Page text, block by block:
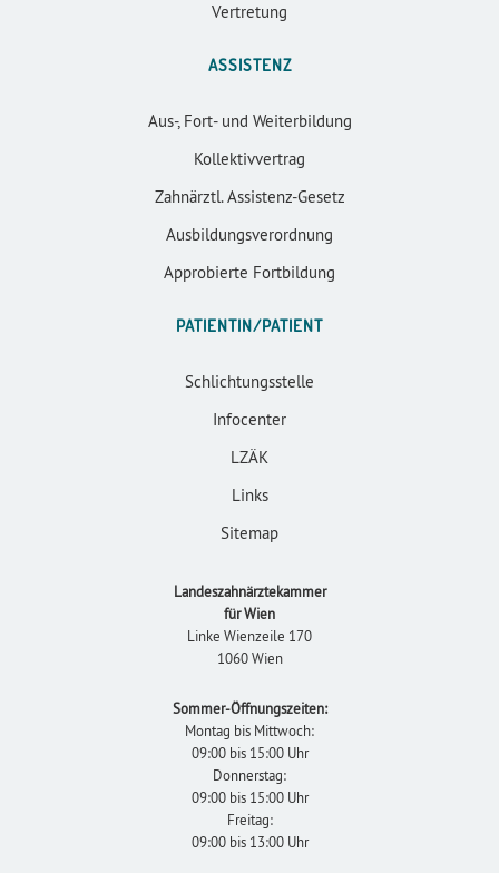
Vertretung
ASSISTENZ
Aus-, Fort- und Weiterbildung
Kollektivvertrag
Zahnärztl. Assistenz-Gesetz
Ausbildungsverordnung
Approbierte Fortbildung
PATIENTIN/PATIENT
Schlichtungsstelle
Infocenter
LZÄK
Links
Sitemap
Landeszahnärztekammer
für Wien
Linke Wienzeile 170
1060 Wien
Sommer-Öffnungszeiten:
Montag bis Mittwoch:
09:00 bis 15:00 Uhr
Donnerstag:
09:00 bis 15:00 Uhr
Freitag:
09:00 bis 13:00 Uhr